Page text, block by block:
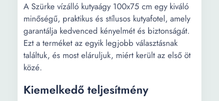
A Szürke vízálló kutyaágy 100x75 cm egy kiváló
minőségű, praktikus és stílusos kutyafotel, amely
garantálja kedvenced kényelmét és biztonságát.
Ezt a terméket az egyik legjobb választásnak
találtuk, és most eláruljuk, miért került az első öt
közé.
Kiemelkedő teljesítmény